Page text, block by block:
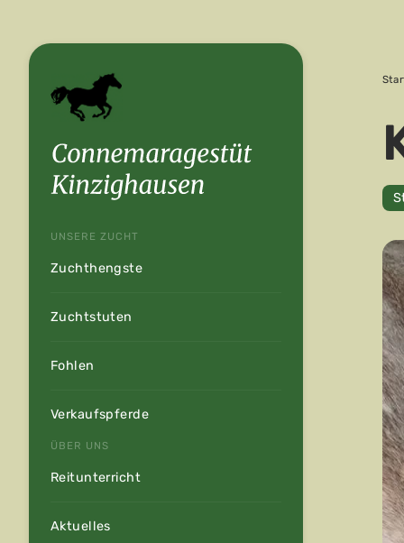
UNSERE ZUCHT
Zuchthengste
Zuchtstuten
Fohlen
Verkaufspferde
ÜBER UNS
Reitunterricht
Aktuelles